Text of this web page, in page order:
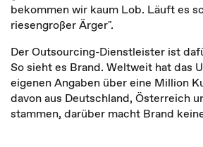
bekommen wir kaum Lob. Läuft es
riesengroßer Ärger".
Der Outsourcing-Dienstleister ist
So sieht es Brand. Weltweit hat das
eigenen Angaben über eine Million
davon aus Deutschland, Österreich
stammen, darüber macht Brand